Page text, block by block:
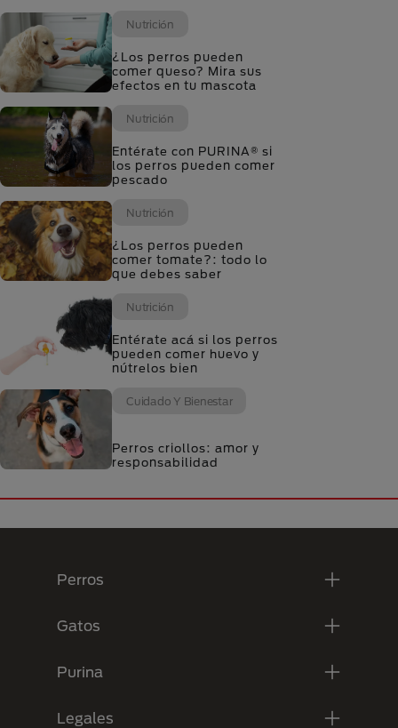
Nutrición
¿Los perros pueden
comer queso? Mira sus
efectos en tu mascota
Nutrición
Entérate con PURINA® si
los perros pueden comer
pescado
Nutrición
¿Los perros pueden
comer tomate?: todo lo
que debes saber
Nutrición
Entérate acá si los perros
pueden comer huevo y
nútrelos bien
Cuidado Y Bienestar
Perros criollos: amor y
responsabilidad
Perros
Gatos
Purina
Legales